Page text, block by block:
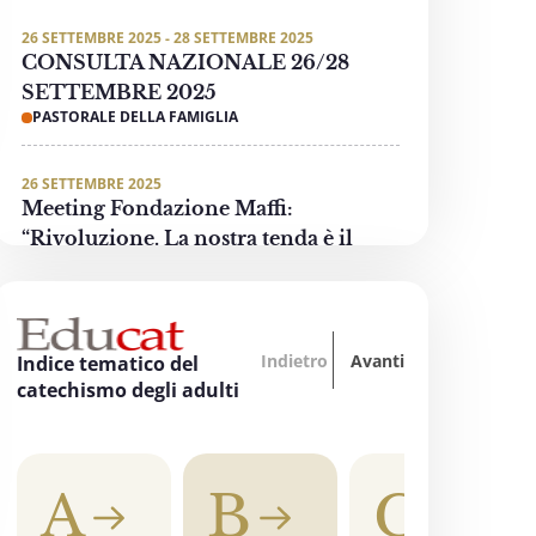
26 SETTEMBRE 2025 - 28 SETTEMBRE 2025
CONSULTA NAZIONALE 26/28
SETTEMBRE 2025
PASTORALE DELLA FAMIGLIA
26 SETTEMBRE 2025
Meeting Fondazione Maffi:
“Rivoluzione. La nostra tenda è il
3 OTTOBRE 2025 - 4 OTTOBRE 2025
“Oltre tutti i divari… La formazione
3 OTTOBRE 2025
"Invece un Samaritano" - Preghiera di
Indice tematico del
catechismo degli adulti
Indietro Avanti
A B C